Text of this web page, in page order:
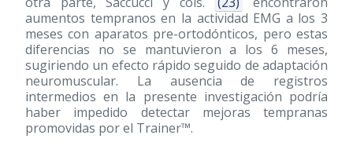
aumentos tempranos en la actividad EMG a los 3
meses con aparatos pre-ortodónticos, pero estas
diferencias no se mantuvieron a los 6 meses,
sugiriendo un efecto rápido seguido de adaptación
neuromuscular. La ausencia de registros
intermedios en la presente investigación podría
haber impedido detectar mejoras tempranas
promovidas por el Trainer™.